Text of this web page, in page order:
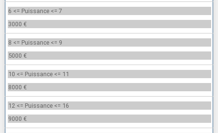
6 <= Puissance <= 7
3000 €
8 <= Puissance <= 9
5000 €
10 <= Puissance <= 11
8000 €
12 <= Puissance <= 16
9000 €